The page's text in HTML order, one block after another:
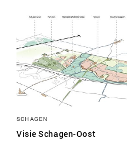
SCHAGEN
Visie Schagen-Oost